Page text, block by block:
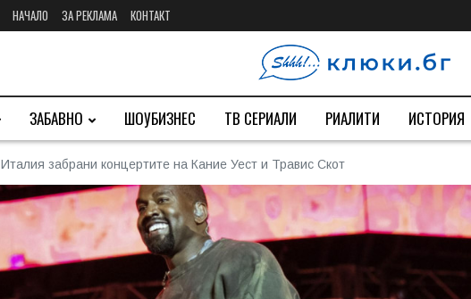
НАЧАЛО ЗА РЕКЛАМА КОНТАКТ
ЗАБАВНО ШОУБИЗНЕС ТВ СЕРИАЛИ РИАЛИТИ ИСТОРИЯ
Италия забрани концертите на Кание Уест и Травис Скот